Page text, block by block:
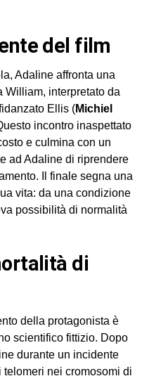
del film
Adaline affronta una
William, interpretato da
Ellis (Michiel
incontro inaspettato
e culmina con un
ad Adaline di riprendere
Il finale segna una
vita: da una condizione
possibilità di normalità
della protagonista è
scientifico fittizio. Dopo
durante un incidente
telomeri nei cromosomi di